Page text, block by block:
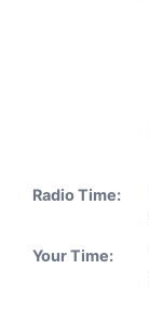
Radio Time:
Your Time: